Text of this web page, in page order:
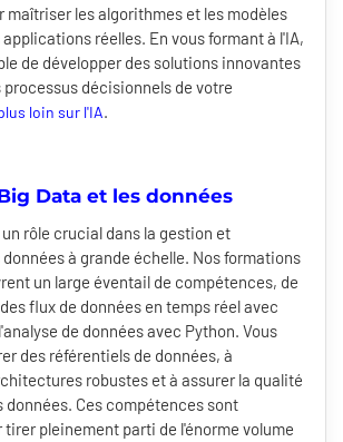
maîtriser les algorithmes et les modèles
réelles. En vous formant à l'IA,
de développer des solutions innovantes
processus décisionnels de votre
loin sur l'IA.
Data et les données
rôle crucial dans la gestion et
à grande échelle. Nos formations
un large éventail de compétences, de
flux de données en temps réel avec
de données avec Python. Vous
des référentiels de données, à
robustes et à assurer la qualité
données. Ces compétences sont
tirer pleinement parti de l'énorme volume